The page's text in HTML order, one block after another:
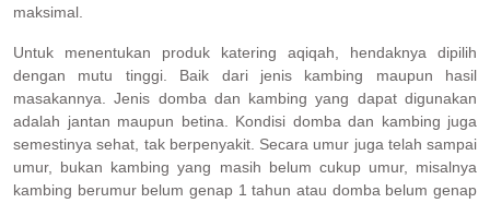
maksimal.
Untuk menentukan produk katering aqiqah, hendaknya dipilih
dengan mutu tinggi. Baik dari jenis kambing maupun hasil
masakannya. Jenis domba dan kambing yang dapat digunakan
adalah jantan maupun betina. Kondisi domba dan kambing juga
semestinya sehat, tak berpenyakit. Secara umur juga telah sampai
umur, bukan kambing yang masih belum cukup umur, misalnya
kambing berumur belum genap 1 tahun atau domba belum genap